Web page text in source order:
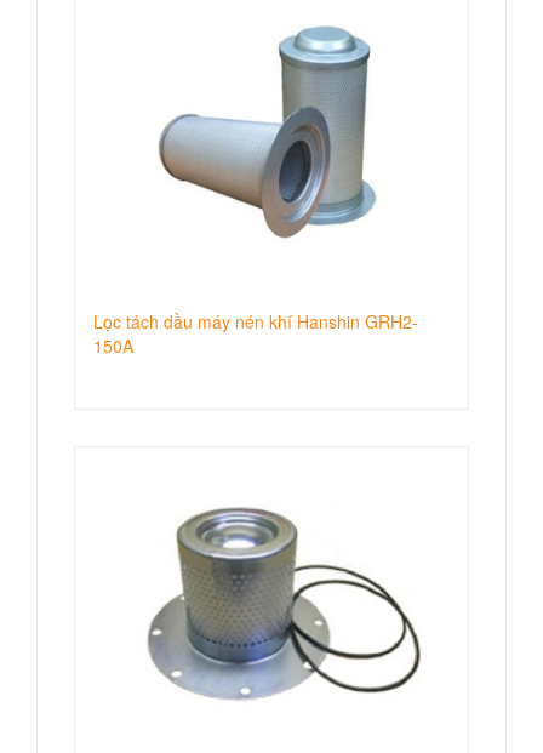
Lọc tách dầu máy nén khí Hanshin GRH2-
150A